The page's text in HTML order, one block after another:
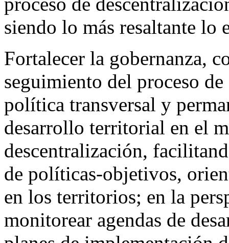
siendo lo más resaltante lo
Fortalecer la gobernanza,
seguimiento del proceso
política transversal y
desarrollo territorial en el
descentralización,
de políticas-objetivos,
en los territorios; en la
monitorear agendas de